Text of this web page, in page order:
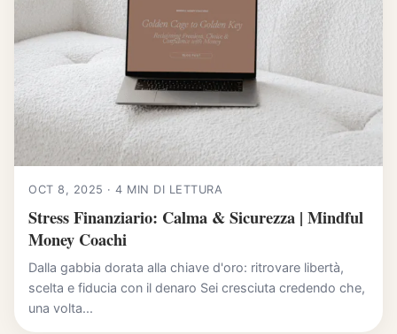
OCT 8, 2025 · 4 MIN DI LETTURA
Stress Finanziario: Calma & Sicurezza | Mindful
Money Coachi
Dalla gabbia dorata alla chiave d'oro: ritrovare libertà,
scelta e fiducia con il denaro Sei cresciuta credendo che,
una volta...